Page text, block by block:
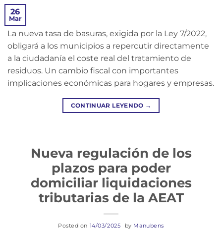
26
Mar
La nueva tasa de basuras, exigida por la Ley 7/2022,
obligará a los municipios a repercutir directamente
a la ciudadanía el coste real del tratamiento de
residuos. Un cambio fiscal con importantes
implicaciones económicas para hogares y empresas.
CONTINUAR LEYENDO →
Nueva regulación de los
plazos para poder
domiciliar liquidaciones
tributarias de la AEAT
Posted on 14/03/2025 by Manubens